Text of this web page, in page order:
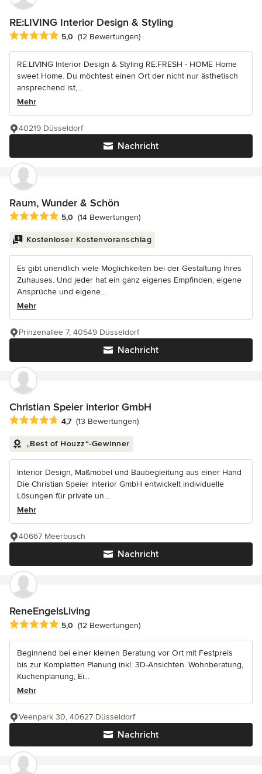
RE:LIVING Interior Design & Styling
Durchschnittliche Bewertung: 5 von 5 Sternen
5,0 (12 Bewertungen)
RE:LIVING Interior Design & Styling RE:FRESH - HOME Home
sweet Home. Du möchtest einen Ort der nicht nur ästhetisch
ansprechend ist,...
Mehr
Nachricht
40219 Düsseldorf
Raum, Wunder & Schön
Durchschnittliche Bewertung: 5 von 5 Sternen
5,0 (14 Bewertungen)
Kostenloser Kostenvoranschlag
Es gibt unendlich viele Möglichkeiten bei der Gestaltung Ihres
Zuhauses. Und jeder hat ein ganz eigenes Empfinden, eigene
Ansprüche und eigene...
Mehr
Nachricht
Prinzenallee 7, 40549 Düsseldorf
Christian Speier interior GmbH
Durchschnittliche Bewertung: 4.7 von 5 Sternen
4,7 (13 Bewertungen)
„Best of Houzz“-Gewinner
Interior Design, Maßmöbel und Baubegleitung aus einer Hand
Die Christian Speier Interior GmbH entwickelt individuelle
Lösungen für private un...
Mehr
Nachricht
40667 Meerbusch
ReneEngelsLiving
Durchschnittliche Bewertung: 5 von 5 Sternen
5,0 (12 Bewertungen)
Beginnend bei einer kleinen Beratung vor Ort mit Festpreis
bis zur Kompletten Planung inkl. 3D-Ansichten. Wohnberatung,
Küchenplanung, Ei...
Mehr
Nachricht
Veenpark 30, 40627 Düsseldorf